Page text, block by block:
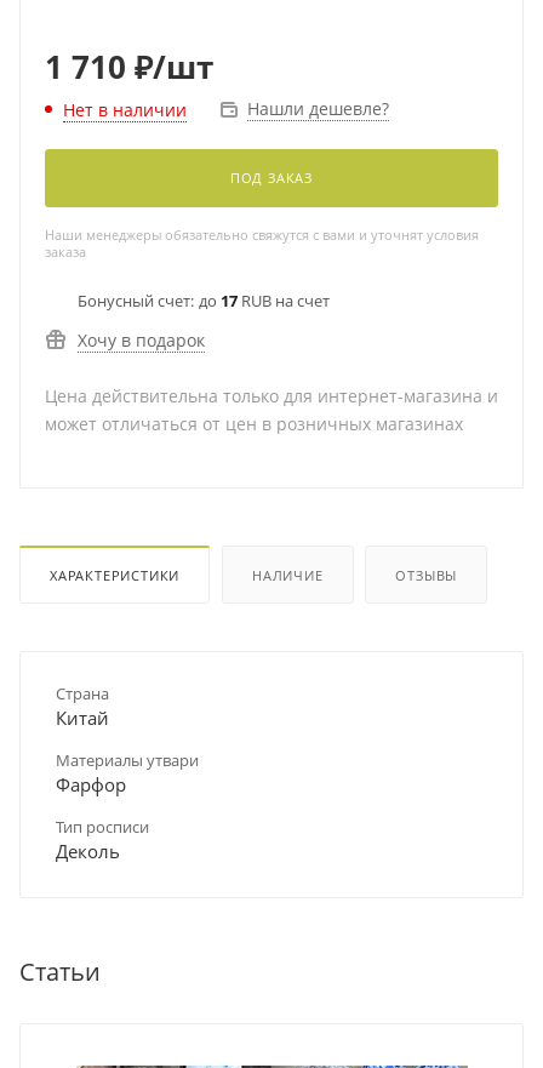
1 710 ₽/шт
Нет в наличии Нашли дешевле?
ПОД ЗАКАЗ
Наши менеджеры обязательно свяжутся с вами и уточнят условия
заказа
Бонусный счет: до 17 RUB на счет
Хочу в подарок
Цена действительна только для интернет-магазина и
может отличаться от цен в розничных магазинах
ХАРАКТЕРИСТИКИ НАЛИЧИЕ ОТЗЫВЫ
Страна
Китай
Материалы утвари
Фарфор
Тип росписи
Деколь
Статьи